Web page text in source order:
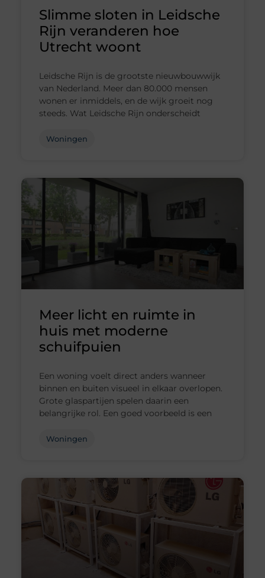
Slimme sloten in Leidsche
Rijn veranderen hoe
Utrecht woont
Leidsche Rijn is de grootste nieuwbouwwijk
van Nederland. Meer dan 80.000 mensen
wonen er inmiddels, en de wijk groeit nog
steeds. Wat Leidsche Rijn onderscheidt
Woningen
Meer licht en ruimte in
huis met moderne
schuifpuien
Een woning voelt direct anders wanneer
binnen en buiten visueel in elkaar overlopen.
Grote glaspartijen spelen daarin een
belangrijke rol. Een goed voorbeeld is een
Woningen